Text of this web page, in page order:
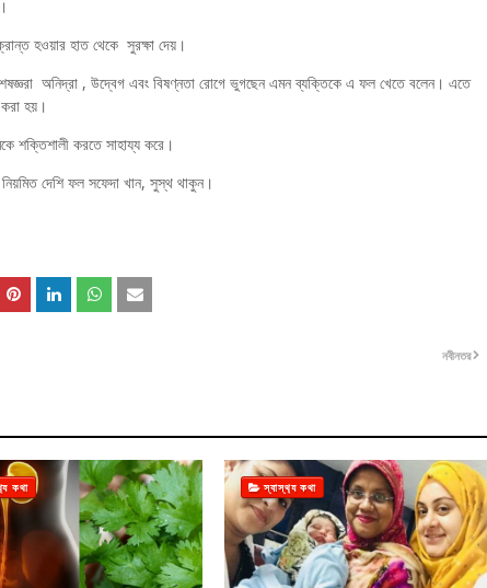
হওয়ার হাত থেকে সুরক্ষা দেয়।
অনিদ্রা , উদ্বেগ এবং বিষণ্নতা রোগে ভুগছেন এমন ব্যক্তিকে এ ফল খেতে বলেন। এতে
হয়।
শক্তিশালী করতে সাহায্য করে।
দেশি ফল সফেদা খান, সুস্থ থাকুন।
নবীনতর
কথা স্বাস্থ‍্য কথা